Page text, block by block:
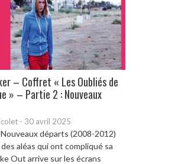
– Coffret « Les Oubliés de
» – Partie 2 : Nouveaux
- 30 avril 2025
départs (2008-2012)
aléas qui ont compliqué sa
Out arrive sur les écrans